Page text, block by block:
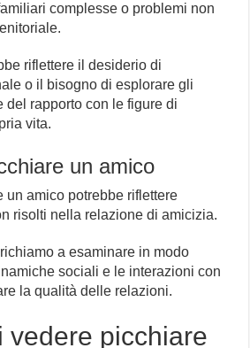
complesse o problemi non
riflettere il desiderio di
o il bisogno di esplorare gli
del rapporto con le figure di
vita.
un amico
un amico potrebbe riflettere
risolti nella relazione di amicizia.
a esaminare in modo
sociali e le interazioni con
la qualità delle relazioni.
vedere picchiare